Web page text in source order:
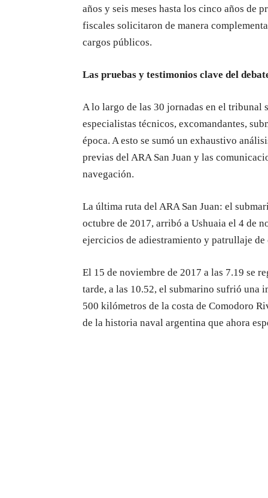
años y seis meses hasta los cinco años de
fiscales solicitaron de manera
cargos públicos.
Las pruebas y testimonios clave del
A lo largo de las 30 jornadas en el tribunal
especialistas técnicos, excomandantes,
época. A esto se sumó un exhaustivo
previas del ARA San Juan y las
navegación.
La última ruta del ARA San Juan: el
octubre de 2017, arribó a Ushuaia el 4 de
ejercicios de adiestramiento y patrullaje
El 15 de noviembre de 2017 a las 7.19 se
tarde, a las 10.52, el submarino sufrió una
500 kilómetros de la costa de Comodoro
de la historia naval argentina que ahora